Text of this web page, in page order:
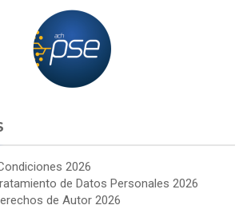
2026
de Datos Personales 2026
de Autor 2026